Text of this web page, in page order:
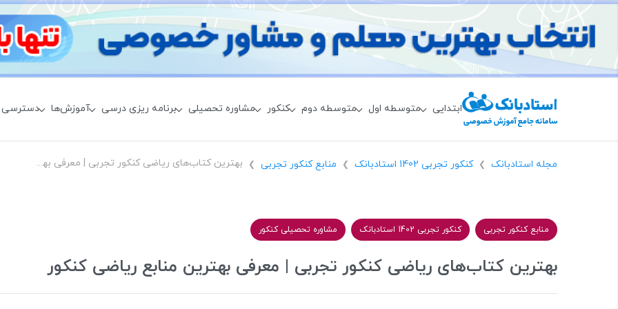
ابتدایی متوسطه اول متوسطه دوم کنکور مشاوره تحصیلی برنامه ریزی درسی آموزش‌ها دسترسی
مجله استادبانک ❯ کنکور تجربی 1402 استادبانک ❯ منابع کنکور تجربی ❯ بهترین کتاب‌های ریاضی کنکور تجربی | معرفی بهترین منابع ریاضی کنکور
کنکور تجربی 1402 استادبانک مشاوره تحصیلی کنکور منابع کنکور تجربی
بهترین کتاب‌های ریاضی کنکور تجربی | معرفی بهترین منابع ریاضی کنکور